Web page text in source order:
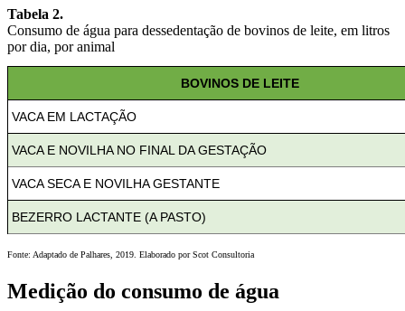
Tabela 2.
Consumo de água para dessedentação de bovinos de leite, em litros
por dia, por animal
BOVINOS DE LEITE
VACA EM LACTAÇÃO
VACA E NOVILHA NO FINAL DA GESTAÇÃO
VACA SECA E NOVILHA GESTANTE
BEZERRO LACTANTE (A PASTO)
Fonte: Adaptado de Palhares, 2019. Elaborado por Scot Consultoria
Medição do consumo de água